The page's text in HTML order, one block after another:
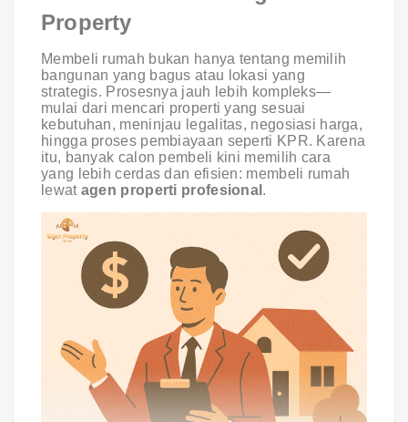
Property
Membeli rumah bukan hanya tentang memilih
bangunan yang bagus atau lokasi yang
strategis. Prosesnya jauh lebih kompleks—
mulai dari mencari properti yang sesuai
kebutuhan, meninjau legalitas, negosiasi harga,
hingga proses pembiayaan seperti KPR. Karena
itu, banyak calon pembeli kini memilih cara
yang lebih cerdas dan efisien: membeli rumah
lewat agen properti profesional .